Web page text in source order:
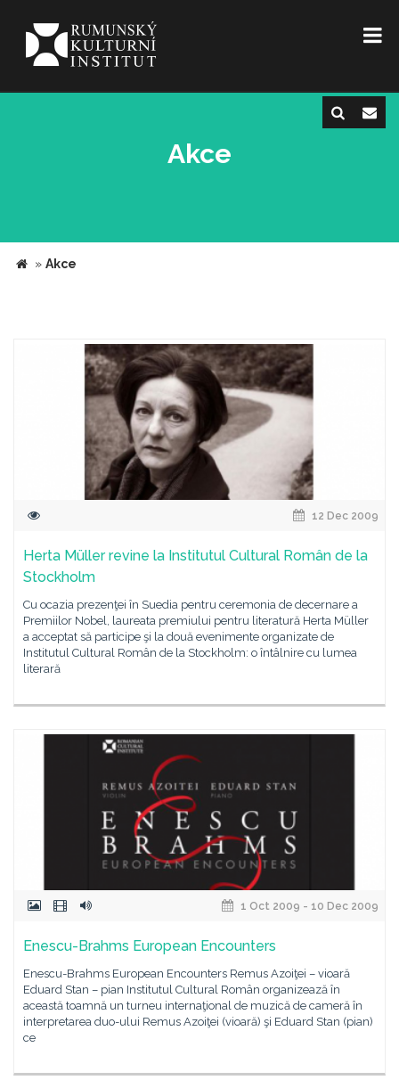
Akce
» Akce
12 Dec 2009
Herta Müller revine la Institutul Cultural Român de la
Stockholm
Cu ocazia prezenţei în Suedia pentru ceremonia de decernare a
Premiilor Nobel, laureata premiului pentru literatură Herta Müller
a acceptat să participe şi la două evenimente organizate de
Institutul Cultural Român de la Stockholm: o întâlnire cu lumea
literară
1 Oct 2009 - 10 Dec 2009
Enescu-Brahms European Encounters
Enescu-Brahms European Encounters Remus Azoiţei – vioară
Eduard Stan – pian Institutul Cultural Român organizează în
această toamnă un turneu internaţional de muzică de cameră în
interpretarea duo-ului Remus Azoiţei (vioară) şi Eduard Stan (pian)
ce